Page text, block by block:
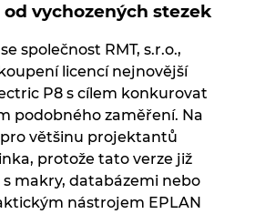
vychozených stezek
společnost RMT, s.r.o.,
licencí nejnovější
P8 s cílem konkurovat
podobného zaměření. Na
většinu projektantů
protože tato verze již
makry, databázemi nebo
nástrojem EPLAN